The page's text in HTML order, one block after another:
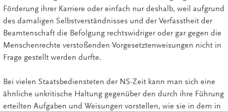
Förderung ihrer Karriere oder einfach nur deshalb, weil aufgrund
des damaligen Selbstverständnisses und der Verfasstheit der
Beamtenschaft die Befolgung rechtswidriger oder gar gegen die
Menschenrechte verstoßenden Vorgesetztenweisungen nicht in
Frage gestellt werden durfte.
Bei vielen Staatsbediensteten der NS-Zeit kann man sich eine
ähnliche unkritische Haltung gegenüber den durch ihre Führung
erteilten Aufgaben und Weisungen vorstellen, wie sie in dem in